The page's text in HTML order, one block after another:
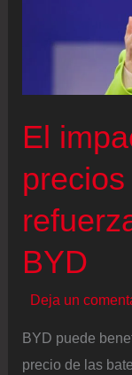
críticos
Estados
Unidos
El
BYD
Deja un
BYD puede
precio de las